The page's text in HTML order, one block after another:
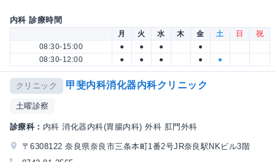
内科 診療時間
月 火 水 木 金 土 日
祝
08:30-15:00
● ● ●
●
08:30-12:00
● ● ● ● ●
クリニック 甲斐内科消化器内科クリニック
土曜診察
診療科： 内科 消化器内科(胃腸内科) 外科 肛門外科
〒6308122 奈良県奈良市三条本町1番2号JR奈良駅NKビル3階